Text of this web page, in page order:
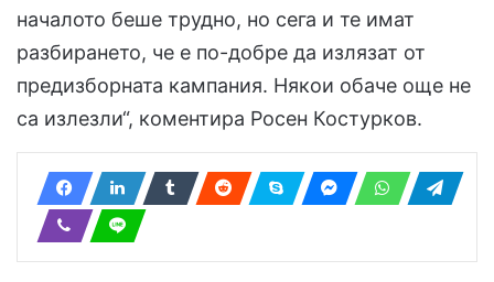
началото беше трудно, но сега и те имат
разбирането, че е по-добре да излязат от
предизборната кампания. Някои обаче още не
са излезли“, коментира Росен Костурков.